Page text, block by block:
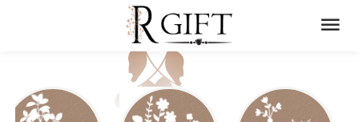
עגלת
שלך
ניקוי
הסל